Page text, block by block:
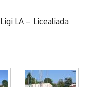
LA – Licealiada